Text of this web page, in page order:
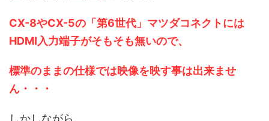
CX-8やCX-5の 「第6世代」マツダコネクトには
HDMI入力端子がそもそも無いので、
標準のままの仕様では映像を映す事は出来ませ
ん・・・
しかしながら、